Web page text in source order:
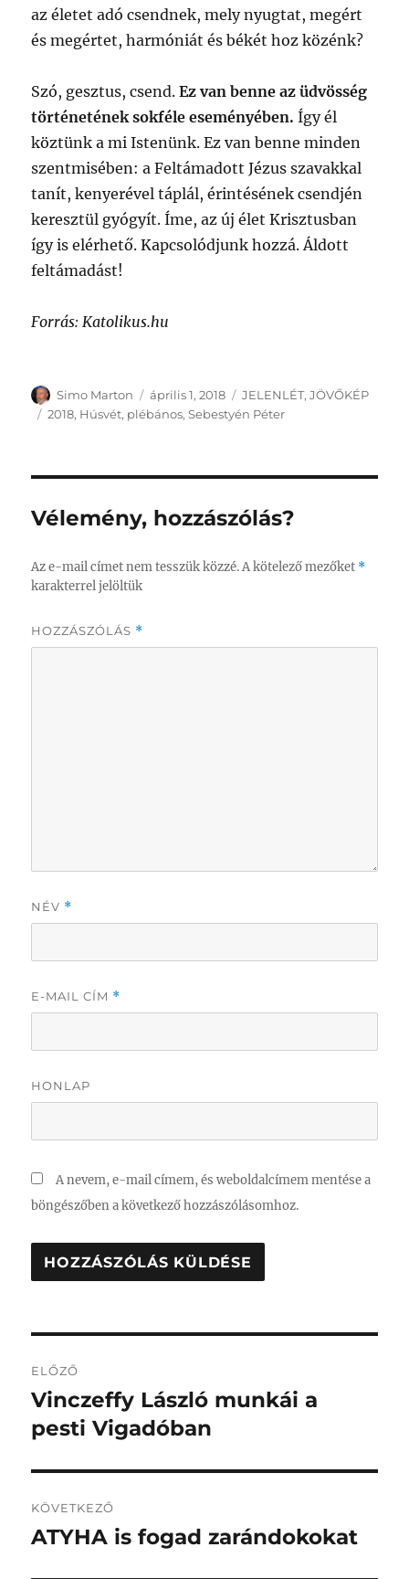
az életet adó csendnek, mely nyugtat, megért
és megértet, harmóniát és békét hoz közénk?
Szó, gesztus, csend.Ez van benne az üdvösség
történetének sokféle eseményében. Így él
köztünk a mi Istenünk. Ez van benne minden
szentmisében: a Feltámadott Jézus szavakkal
tanít, kenyerével táplál, érintésének csendjén
keresztül gyógyít. Íme, az új élet Krisztusban
így is elérhető. Kapcsolódjunk hozzá. Áldott
feltámadást!
Forrás: Katolikus.hu
Szerző
Simo Marton Közzétéve
április 1, 2018 Kategória
JELENLÉT,JÖVŐKÉP
Címke
2018, Húsvét, plébános,Sebestyén Péter
Vélemény, hozzászólás?
Az e-mail címet nem tesszük közzé. A kötelező mezőket *
karakterrel jelöltük
HOZZÁSZÓLÁS *
NÉV *
E-MAIL CÍM *
HONLAP
A nevem, e-mail címem, és weboldalcímem mentése a
böngészőben a következő hozzászólásomhoz.
navigáció
ELŐZŐ
Korábbi
bejegyzés:
Vinczeffy László munkái a
pesti Vigadóban
KÖVETKEZŐ
Következő
ATYHA is fogad zarándokokat